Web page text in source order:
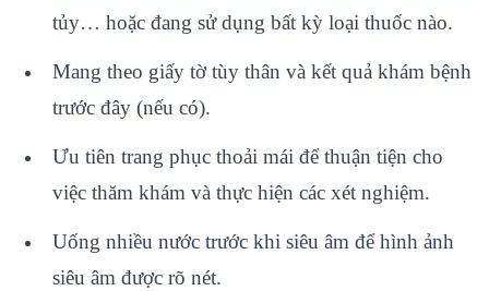
tủy… hoặc đang sử dụng bất kỳ loại thuốc nào.
Mang theo giấy tờ tùy thân và kết quả khám bệnh
trước đây (nếu có).
Ưu tiên trang phục thoải mái để thuận tiện cho
việc thăm khám và thực hiện các xét nghiệm.
Uống nhiều nước trước khi siêu âm để hình ảnh
siêu âm được rõ nét.